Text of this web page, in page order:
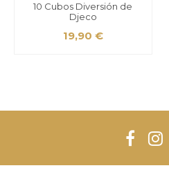
10 Cubos Diversión de
Djeco
19,90 €